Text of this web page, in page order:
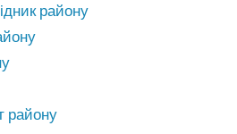
району
району